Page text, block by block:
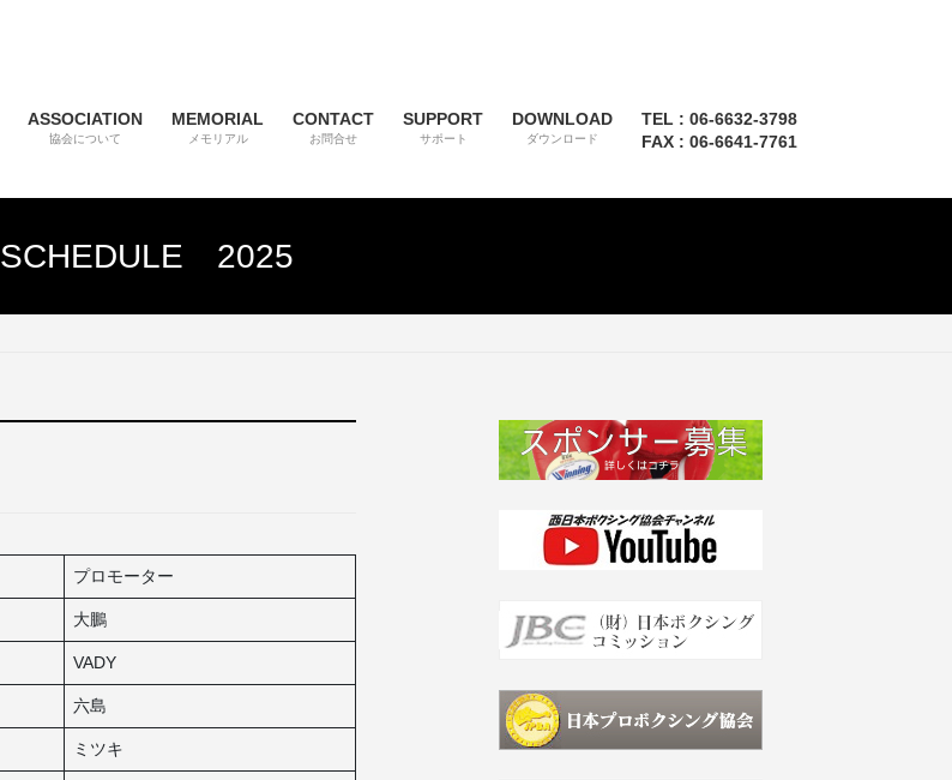
ASSOCIATION
協会について
MEMORIAL
メモリアル
CONTACT
お問合せ
SUPPORT
サポート
DOWNLOAD
ダウンロード
TEL : 06-6632-3798
FAX : 06-6641-7761
SCHEDULE 2025
プロモーター
大鵬
VADY
六島
ミツキ